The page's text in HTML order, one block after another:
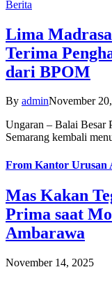
Berita
Lima
Terima
dari BPOM
By adminNovember
Ungaran – Balai Besar
Semarang kembali
From Kantor Urusan
Mas Kakan
Prima saat
Ambarawa
November 14, 2025